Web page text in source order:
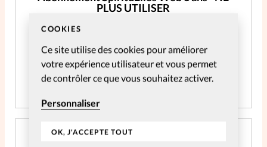
COOKIES
Ce site utilise des cookies pour améliorer
votre expérience utilisateur et vous permet
de contrôler ce que vous souhaitez activer.
Personnaliser
OK, J'ACCEPTE TOUT
PLUS UTILISER
Accès à tout le contenu digital
JE M'ABONNE
Abonnement SpirituElles Web 2 ans